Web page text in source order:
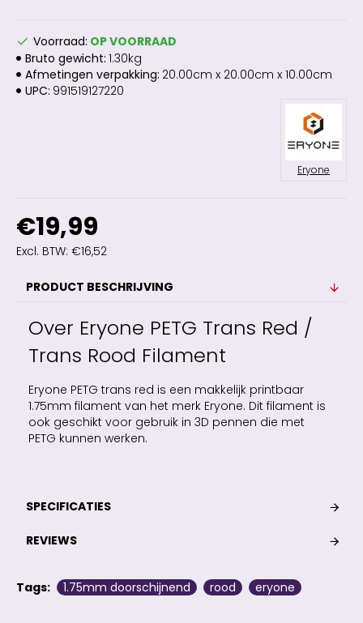
€19,99
Excl. BTW: €16,52
Voorraad: OP VOORRAAD
Bruto gewicht: 1.30kg
Afmetingen verpakking: 20.00cm x 20.00cm x 10.00cm
UPC: 991519127220
Eryone
PRODUCT BESCHRIJVING
Over Eryone PETG Trans Red /
Trans Rood Filament
Eryone PETG trans red is een makkelijk printbaar
1.75mm filament van het merk Eryone. Dit filament is
ook geschikt voor gebruik in 3D pennen die met
PETG kunnen werken.
SPECIFICATIES
REVIEWS
Tags: 1.75mm doorschijnend rood eryone